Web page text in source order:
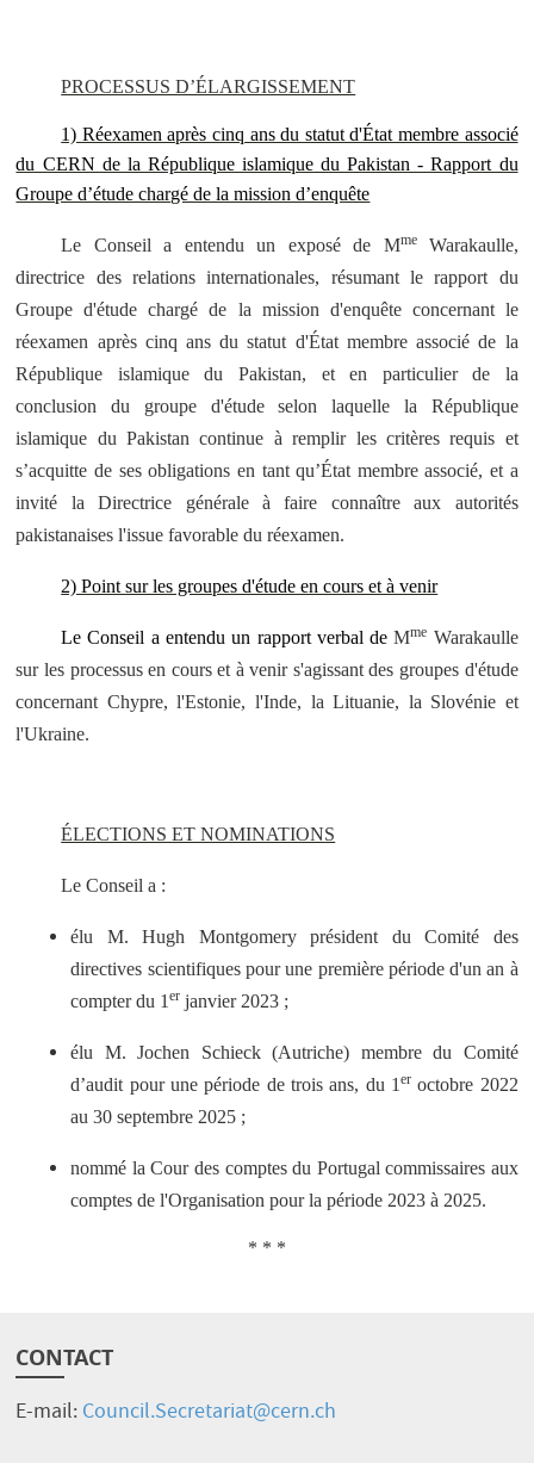
PROCESSUS D’ÉLARGISSEMENT
1) Réexamen après cinq ans du statut d'État membre associé
du CERN de la République islamique du Pakistan - Rapport du
Groupe d’étude chargé de la mission d’enquête
Le Conseil a entendu un exposé de Mme Warakaulle,
directrice des relations internationales, résumant le rapport du
Groupe d'étude chargé de la mission d'enquête concernant le
réexamen après cinq ans du statut d'État membre associé de la
République islamique du Pakistan, et en particulier de la
conclusion du groupe d'étude selon laquelle la République
islamique du Pakistan continue à remplir les critères requis et
s’acquitte de ses obligations en tant qu’État membre associé, et a
invité la Directrice générale à faire connaître aux autorités
pakistanaises l'issue favorable du réexamen.
2) Point sur les groupes d'étude en cours et à venir
Le Conseil a entendu un rapport verbal deMme Warakaulle
sur les processus en cours et à venir s'agissant des groupes d'étude
concernant Chypre, l'Estonie, l'Inde, la Lituanie, la Slovénie et
l'Ukraine.
ÉLECTIONS ET NOMINATIONS
Le Conseil a :
élu M. Hugh Montgomery président du Comité des
directives scientifiques pour une première période d'un an à
compter du 1er janvier 2023 ;
élu M. Jochen Schieck (Autriche) membre du Comité
d’audit pour une période de trois ans, du 1 eroctobre 2022
au 30 septembre 2025 ;
nommé la Cour des comptes du Portugal commissaires aux
comptes de l'Organisation pour la période 2023 à 2025.
* * *
CONTACT
E-mail:Council.Secretariat@cern.ch